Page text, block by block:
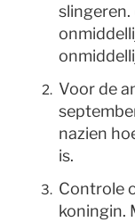
Voor de
nazien
is.
Controle
koningin.